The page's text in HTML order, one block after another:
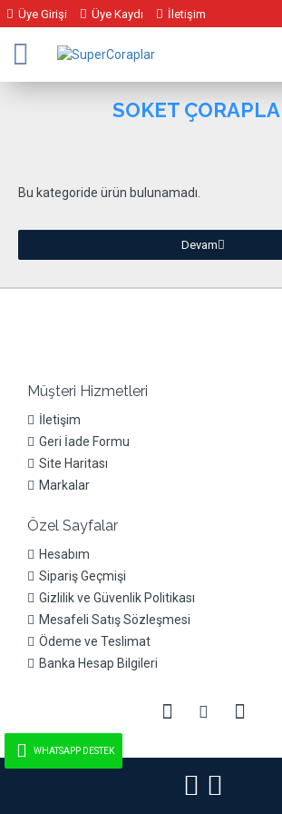
Üye Girişi Üye Kaydı İletişim
WHATSAPP DESTEK
SOKET
Bu kategoride ürün bulunamadı.
Devam
Müşteri Hizmetleri
İletişim
Geri İade Formu
Site Haritası
Markalar
Özel Sayfalar
Hesabım
Sipariş Geçmişi
Gizlilik ve Güvenlik Politikası
Mesafeli Satış Sözleşmesi
Ödeme ve Teslimat
Banka Hesap Bilgileri